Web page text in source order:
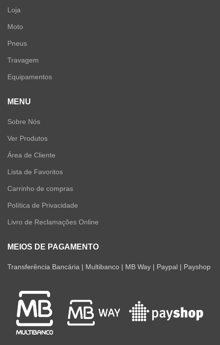
Loja
Moto
Pneus
Travagem
Equipamentos
MENU
Sobre Nós
Ver Produtos
Área de Cliente
Lista de Favoritos
Carrinho de compras
Política de Privacidade
Livro de Reclamações Online
MEIOS DE PAGAMENTO
Transferência Bancária | Multibanco | MB Way | Paypal | Payshop